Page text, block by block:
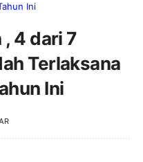
Ini
4 dari 7
Terlaksana
Ini